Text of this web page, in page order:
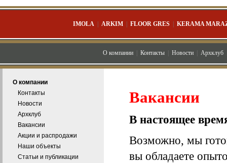
IMOLA| ARKIM| FLOOR GRES| KERAMA
О компании| Контакты| Новости| Архклуб
О компании
Контакты
Новости
Архклуб
Вакансии
Акции и распродажи
Наши объекты
Статьи и публикации
Вакансии
В настоящее
Возможно, мы
вы обладаете